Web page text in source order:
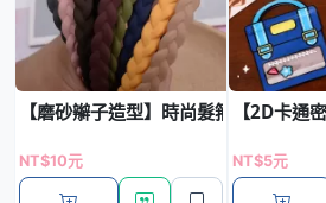
【磨砂辮子造型】時尚髮箍 - 簡約百
NT$10元
【2D卡通
NT$5元